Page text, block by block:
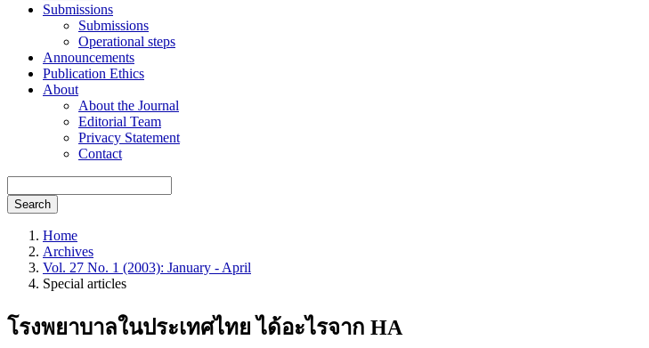
Submissions
Submissions
Operational steps
Announcements
Publication Ethics
About
About the Journal
Editorial Team
Privacy Statement
Contact
Search
Home
Archives
Vol. 27 No. 1 (2003): January - April
Special articles
โรงพยาบาลในประเทศไทย ได้อะไรจาก HA